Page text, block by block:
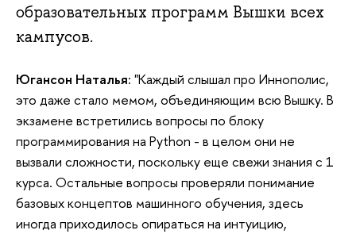
образовательных программ Вышки всех
кампусов.
Югансон Наталья: "Каждый слышал про Иннополис,
это даже стало мемом, объединяющим всю Вышку. В
экзамене встретились вопросы по блоку
программирования на Python - в целом они не
вызвали сложности, поскольку еще свежи знания с 1
курса. Остальные вопросы проверяли понимание
базовых концептов машинного обучения, здесь
иногда приходилось опираться на интуицию,